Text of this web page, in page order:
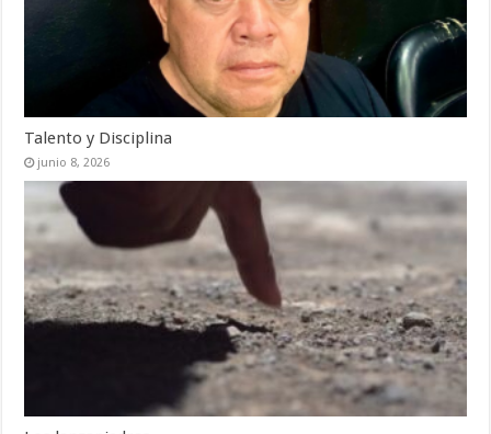
Talento y Disciplina
junio 8, 2026